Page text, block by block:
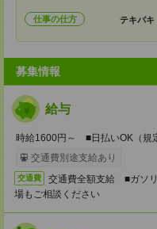
仕事の仕方 テキパキ
募集情報
給与
時給1600円～ ■日払いOK（規
交通費別途支給あり
交通費
交通費全額支給 ■ガソ
場もご相談ください